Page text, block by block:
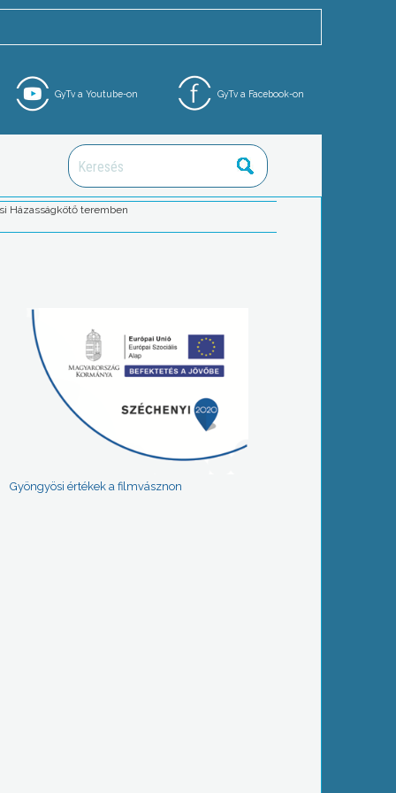
GyTv a Facebook-on
GyTv a Youtube-on
Házasságkötő teremben
Gyöngyösi értékek a filmvásznon